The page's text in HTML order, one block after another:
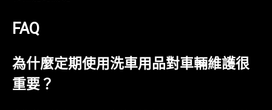
FAQ
為什麼定期使用洗車用品對車輛維護很
重要？